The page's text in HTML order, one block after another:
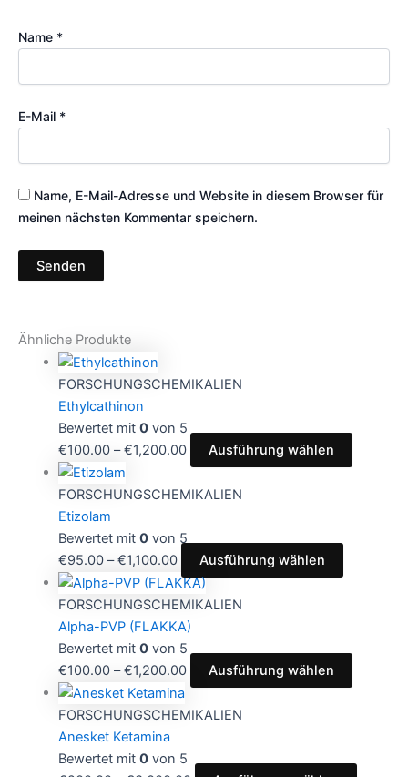
Name *
E-Mail *
Name, E-Mail-Adresse und Website in diesem Browser für
meinen nächsten Kommentar speichern.
Ähnliche Produkte
FORSCHUNGSCHEMIKALIEN
Ethylcathinon
Bewertet mit 0von 5
€100.00 –€1,200.00 Ausführung wählen
FORSCHUNGSCHEMIKALIEN
Etizolam
Bewertet mit 0von 5
€95.00 –€1,100.00 Ausführung wählen
FORSCHUNGSCHEMIKALIEN
Alpha-PVP (FLAKKA)
Bewertet mit 0von 5
€100.00 –€1,200.00 Ausführung wählen
FORSCHUNGSCHEMIKALIEN
Anesket Ketamina
Bewertet mit 0von 5